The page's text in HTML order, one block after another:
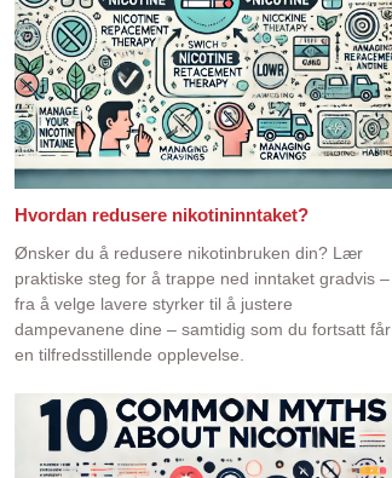
Hvordan redusere nikotininntaket?
Ønsker du å redusere nikotinbruken din? Lær
praktiske steg for å trappe ned inntaket gradvis –
fra å velge lavere styrker til å justere
dampevanene dine – samtidig som du fortsatt får
en tilfredsstillende opplevelse.